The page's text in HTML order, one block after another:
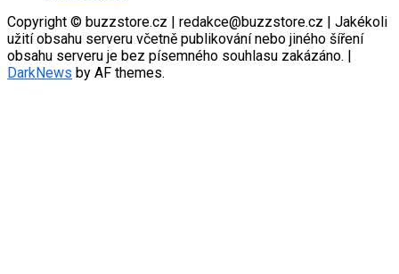
Copyright © buzzstore.cz | redakce@buzzstore.cz | Jakékoli
užití obsahu serveru včetně publikování nebo jiného šíření
obsahu serveru je bez písemného souhlasu zakázáno. |
DarkNews by AF themes.